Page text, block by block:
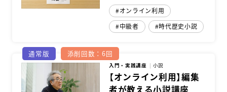
ニュース
資料請求／お問い合わせ
オンライン利用
中級者
時代歴史小説
通常版 添削回数：6回
入門・実践講座 小説
【オンライン利用】編集